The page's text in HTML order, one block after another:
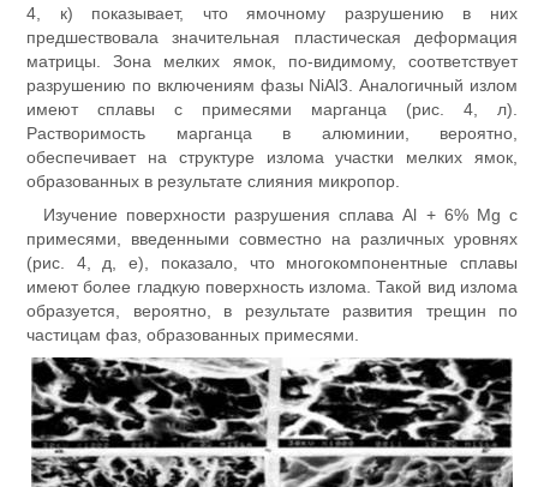
4, к) показывает, что ямочному разрушению в них
предшествовала значительная пластическая деформация
матрицы. Зона мелких ямок, по-видимому, соответствует
разрушению по включениям фазы NiAl3. Аналогичный излом
имеют сплавы с примесями марганца (рис. 4, л).
Растворимость марганца в алюминии, вероятно,
обеспечивает на структуре излома участки мелких ямок,
образованных в результате слияния микропор.
Изучение поверхности разрушения сплава Al + 6% Mg с
примесями, введенными совместно на различных уровнях
(рис. 4, д, е), показало, что многокомпонентные сплавы
имеют более гладкую поверхность излома. Такой вид излома
образуется, вероятно, в результате развития трещин по
частицам фаз, образованных примесями.